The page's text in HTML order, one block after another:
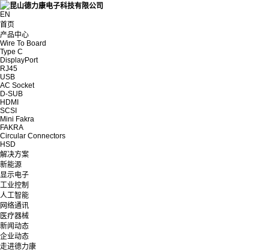
EN
首页
产品中心
Wire To Board
Type C
DisplayPort
RJ45
USB
AC Socket
D-SUB
HDMI
SCSI
Mini Fakra
FAKRA
Circular Connectors
HSD
解决方案
新能源
显示电子
工业控制
人工智能
网络通讯
医疗器械
新闻动态
企业动态
走进德力康